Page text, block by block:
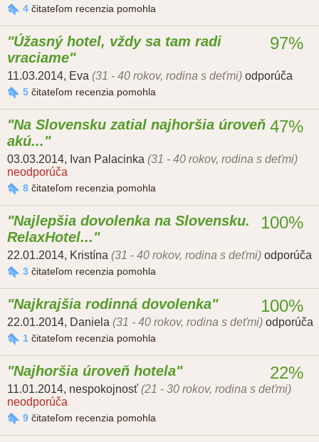
4 čitateľom recenzia pomohla
Úžasný hotel, vždy sa tam radi
vraciame
11.03.2014, Eva (31 - 40 rokov, rodina s deťmi) odporúča
5 čitateľom recenzia pomohla
97%
Na Slovensku zatial najhoršia úroveň
akú...
03.03.2014, Ivan Palacinka (31 - 40 rokov, rodina s deťmi)
neodporúča
8 čitateľom recenzia pomohla
47%
Najlepšia dovolenka na Slovensku.
RelaxHotel...
22.01.2014, Kristína (31 - 40 rokov, rodina s deťmi) odporúča
3 čitateľom recenzia pomohla
100%
Najkrajšia rodinná dovolenka
22.01.2014, Daniela (31 - 40 rokov, rodina s deťmi) odporúča
1 čitateľom recenzia pomohla
100%
Najhoršia úroveň hotela
11.01.2014, nespokojnosť (21 - 30 rokov, rodina s deťmi)
neodporúča
9 čitateľom recenzia pomohla
22%